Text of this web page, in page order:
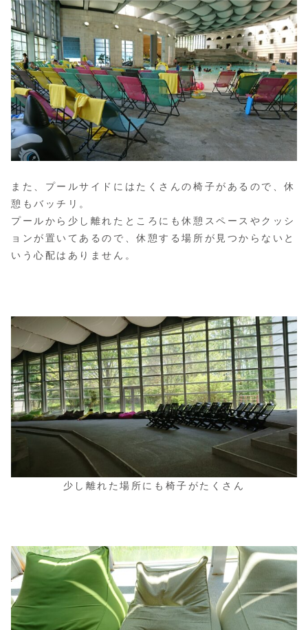
また、プールサイドにはたくさんの椅子があるので、休
憩もバッチリ。
プールから少し離れたところにも休憩スペースやクッシ
ョンが置いてあるので、休憩する場所が見つからないと
いう心配はありません。
少し離れた場所にも椅子がたくさん